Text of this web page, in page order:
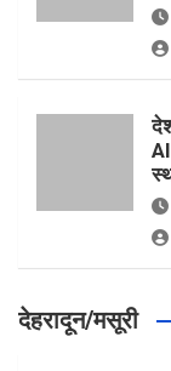
देहरादून/मसूरी